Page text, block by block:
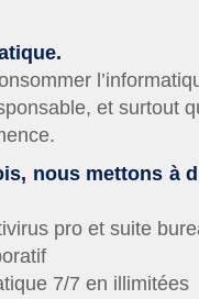
et surtout
nous mettons à
pro et suite
7/7 en illimitées